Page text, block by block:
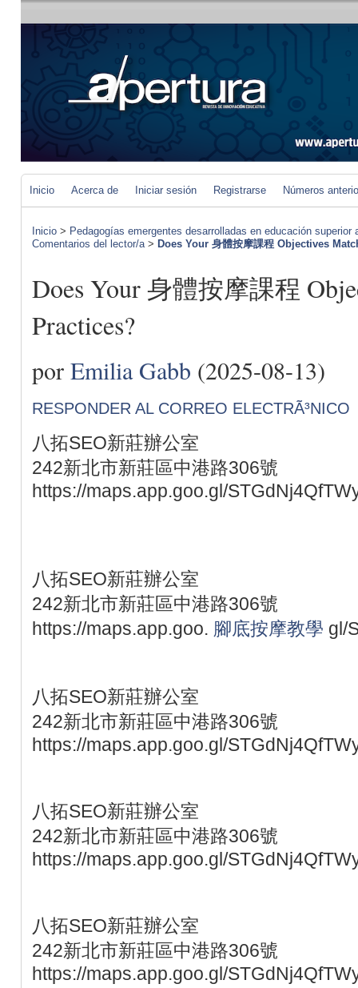
Inicio Acerca de Iniciar sesión Registrarse Números
Inicio > Pedagogías emergentes desarrolladas en educación
Comentarios del lector/a> Does Your 身體按摩課程 Objectives
Does Your 身體按摩課程
Practices?
por Emilia Gabb (2025-08-13)
RESPONDER AL CORREO ELECTRÃ³NICO
八拓SEO新莊辦公室
242新北市新莊區中港路306號
https://maps.app.goo.gl/
八拓SEO新莊辦公室
242新北市新莊區中港路306號
https://maps.app.goo. 腳底按摩教學 gl/
八拓SEO新莊辦公室
242新北市新莊區中港路306號
https://maps.app.goo.gl/
八拓SEO新莊辦公室
242新北市新莊區中港路306號
https://maps.app.goo.gl/
八拓SEO新莊辦公室
242新北市新莊區中港路306號
https://maps.app.goo.gl/